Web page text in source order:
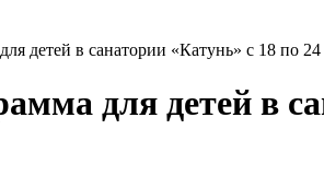
детей в санатории «Катунь» с 18 по 24
для детей в